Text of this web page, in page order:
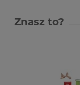
Znasz to?